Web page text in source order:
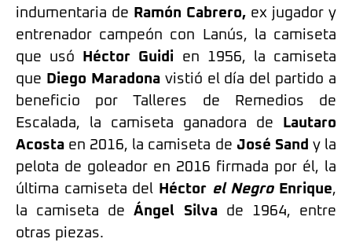
indumentaria de Ramón Cabrero, ex jugador y
entrenador campeón con Lanús, la camiseta
que usó
Héctor Guidi en 1956, la camiseta
que Diego Maradonavistió el día del partido a
beneficio por Talleres de Remedios de
Escalada, la camiseta ganadora de
Lautaro
Acosta en 2016, la camiseta de José Sand y la
pelota de goleador en 2016 firmada por él, la
última camiseta del Héctor el NegroEnrique,
la camiseta de Ángel Silvade 1964, entre
otras piezas.